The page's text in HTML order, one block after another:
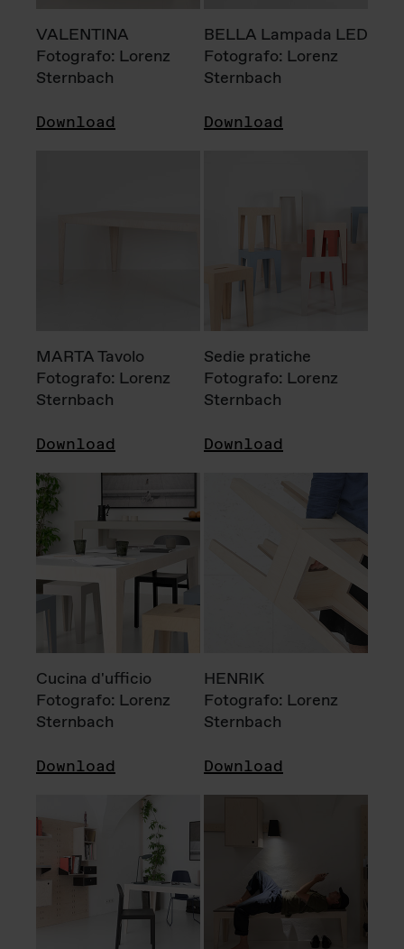
VALENTINA
Fotografo: Lorenz
Sternbach
Download
BELLA Lampada LED
Fotografo: Lorenz
Sternbach
Download
MARTA Tavolo
Fotografo: Lorenz
Sternbach
Download
Sedie pratiche
Fotografo: Lorenz
Sternbach
Download
Cucina d'ufficio
Fotografo: Lorenz
Sternbach
Download
HENRIK
Fotografo: Lorenz
Sternbach
Download